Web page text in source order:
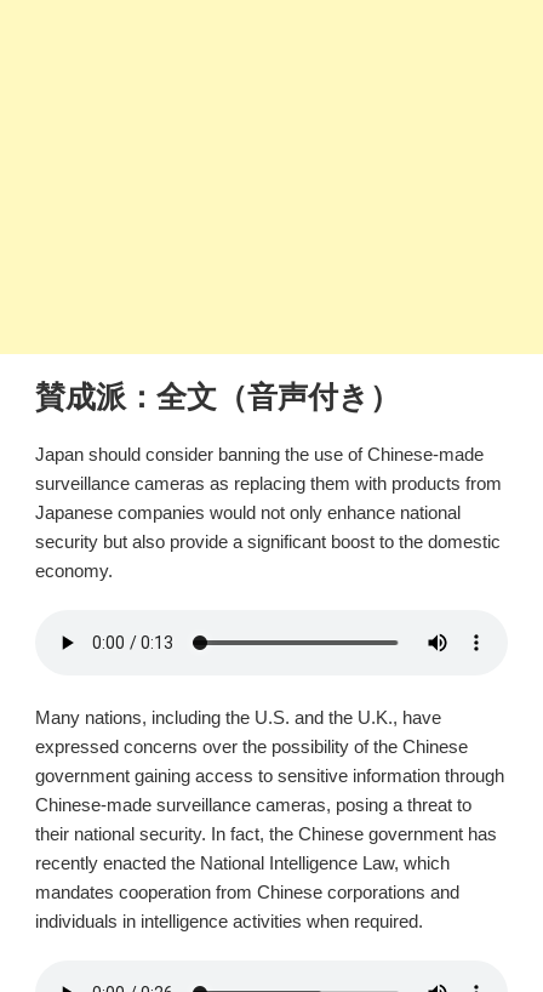
賛成派：全文（音声付き）
Japan should consider banning the use of Chinese-made
surveillance cameras as replacing them with products from
Japanese companies would not only enhance national
security but also provide a significant boost to the domestic
economy.
Many nations, including the U.S. and the U.K., have
expressed concerns over the possibility of the Chinese
government gaining access to sensitive information through
Chinese-made surveillance cameras, posing a threat to
their national security. In fact, the Chinese government has
recently enacted the National Intelligence Law, which
mandates cooperation from Chinese corporations and
individuals in intelligence activities when required.